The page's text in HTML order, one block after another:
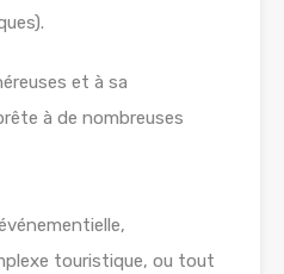
et à sa
à de nombreuses
touristique, ou tout